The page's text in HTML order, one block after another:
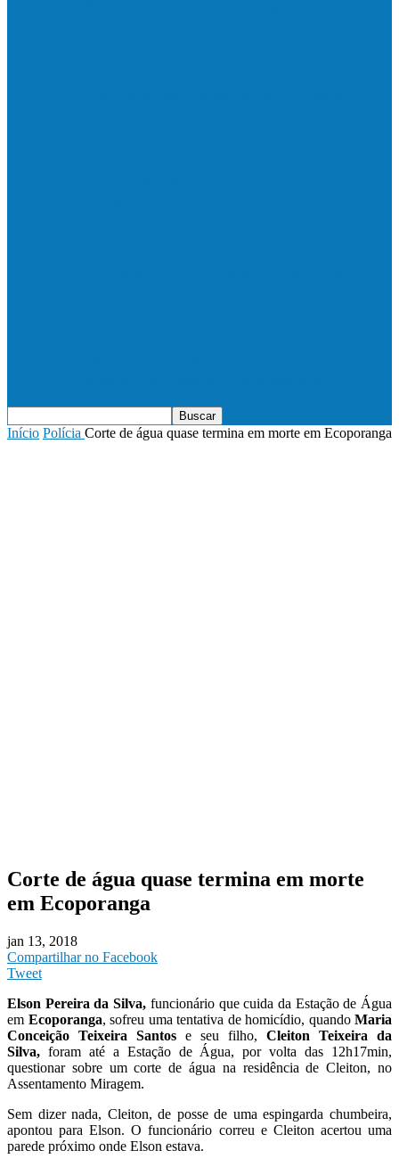
Início Polícia Corte de água quase termina em morte em Ecoporanga
Corte de água quase termina em morte
em Ecoporanga
jan 13, 2018
Compartilhar no Facebook
Tweet
Elson Pereira da Silva, funcionário que cuida da Estação de Água
em Ecoporanga, sofreu uma tentativa de homicídio, quandoMaria
Conceição Teixeira Santos e seu filho, Cleiton Teixeira da
Silva, foram até a Estação de Água, por volta das 12h17min,
questionar sobre um corte de água na residência de Cleiton, no
Assentamento Miragem.
Sem dizer nada, Cleiton, de posse de uma espingarda chumbeira,
apontou para Elson. O funcionário correu e Cleiton acertou uma
parede próximo onde Elson estava.